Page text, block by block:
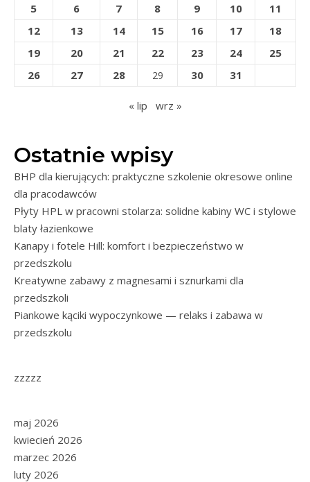
5
6 7 8 9 10
11
12
13 14 15 16 17
18
19
20 21 22 23 24
25
26
27 28 29 30 31
« lip wrz »
Ostatnie wpisy
BHP dla kierujących: praktyczne szkolenie okresowe online
dla pracodawców
Płyty HPL w pracowni stolarza: solidne kabiny WC i stylowe
blaty łazienkowe
Kanapy i fotele Hill: komfort i bezpieczeństwo w
przedszkolu
Kreatywne zabawy z magnesami i sznurkami dla
przedszkoli
Piankowe kąciki wypoczynkowe — relaks i zabawa w
przedszkolu
zzzzz
maj 2026
kwiecień 2026
marzec 2026
luty 2026